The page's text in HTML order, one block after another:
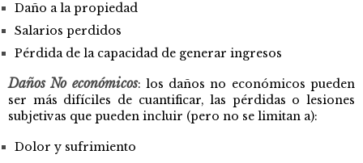
Daño a la propiedad
Salarios perdidos
Pérdida de la capacidad de generar ingresos
Daños No económicos: los daños no económicos pueden
ser más difíciles de cuantificar, las pérdidas o lesiones
subjetivas que pueden incluir (pero no se limitan a):
Dolor y sufrimiento